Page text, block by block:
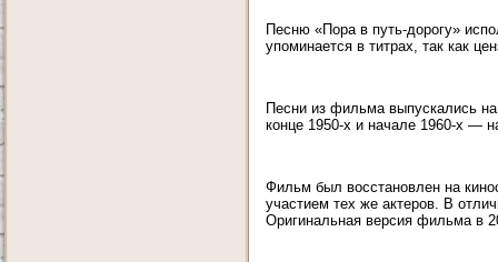
Песню «Пора в путь-дорогу»
упоминается в титрах, так как
Песни из фильма выпускались
конце 1950-х и начале 1960-х —
Фильм был восстановлен на
участием тех же актеров. В
Оригинальная версия фильма в